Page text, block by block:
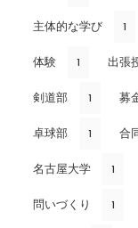
主体的な学び 1
体験 1 出張
剣道部 1 募
卓球部 1 合
名古屋大学 1
問いづくり 1